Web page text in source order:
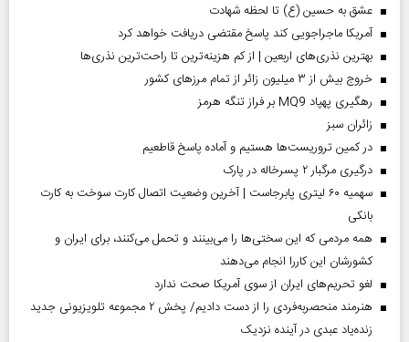
عشق به حسین (ع) تا لحظه شهادت
آمریکا ماجراجویی کند پاسخ مقتضی دریافت خواهد کرد
بهترین نذری‌های اربعین | از کم هزینه‌ترین تا راحت‌ترین نذری‌ها
خروج بیش از ۳ میلیون زائر از تمام مرز‌های کشور
رهگیری پهپاد MQ9 بر فراز تنگه هرمز
‌زائران سبز
در کمین تروریست‌ها هستیم و آماده پاسخ قاطعیم
درگیری مرگبار ۲ پسرخاله در پارک
سهمیه ۶۰ لیتری پابرجاست | آخرین وضعیت اتصال کارت سوخت به کارت
بانکی
همه مردمی که این سختی‌ها را می‌بینند و تحمل می‌کنند، برای ایران و
کشورشان این کاررا انجام می‌دهند
لغو تحریم‌های ایران از سوی آمریکا صحت ندارد
هنرمند منحصر‌به‌فردی را از دست دادیم/ پخش ۲ مجموعه تلویزیونی جدید
زنده‌یاد عبدی در آینده نزدیک